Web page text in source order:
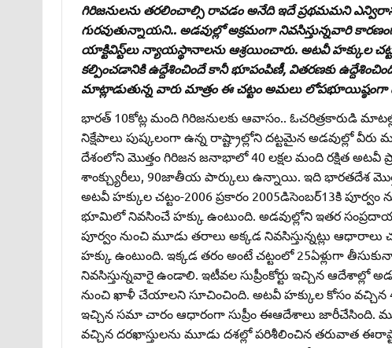
గిరిజనులను తరలించాల్సి రావడం అనేది ఇదే ప్రథమమని
గురవుతున్నాయని.. అడవుల్లో అక్రమంగా నివసిస్తున్నవారి
యాక్టివిస్ట్‌లు న్యాయస్థానాలను ఆశ్రయించారు. అటవీ హక్కుల
కల్పించడానికి ఉద్దేశించిందే కానీ భూపంపిణీ, వితరణకు
మాట్లాడుతున్న వారు మాత్రం ఈ చట్టం అమలు లోపభూయిష్ఠంగా
భారత్‌ 10కోట్ల మంది గిరిజనులకు ఆవాసం.. ఓచరిత్రకారుడి
నిక్షేపాలు పుష్కలంగా ఉన్న రాష్ట్రాల్లోని దట్టమైన అడవుల్లో వీరు
దేశంలోని మొత్తం గిరిజన జనాభాలో 40 లక్షల మంది రక్షిత అటవీ
శాంక్చ్యురీలు, 90జాతీయ పార్కులు ఉన్నాయి. ఇది భారతదేశ
అటవీ హక్కుల చట్టం-2006 ప్రకారం 2005డిసెంబర్‌13కి
భూమిలో నివసించే హక్కు ఉంటుంది. అడవుల్లోని ఇతర
పూర్వం నుంచి మూడు తరాలు అక్కడ నివసిస్తున్నట్లు
హక్కు ఉంటుంది. ఇక్కడ తరం అంటే చట్టంలో 25ఏళ్లుగా
నివసిస్తున్నవారై ఉండాలి. ఇటీవల సుప్రీంకోర్టు ఇచ్చిన ఆదేశాల్లో
నుంచి ఖాళీ చేయాలని సూచించింది. అటవీ హక్కుల కోసం వచ్చిన
ఇచ్చిన సమా చారం ఆధారంగా సుప్రీం ఈఆదేశాలు జారీచేసింది.
వచ్చిన దరఖాస్తులను మూడు దశల్లో పరిశీలించిన తరువాత